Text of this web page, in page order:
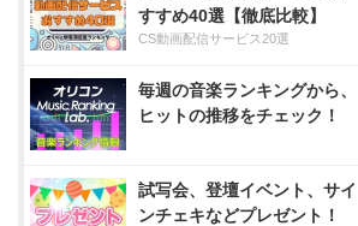
すすめ40選【徹底比較】
CS動画配信サービス20選
毎週の音楽ランキングから、
ヒットの推移をチェック！
試写会、登壇イベント、サイ
ンチェキなどプレゼント！